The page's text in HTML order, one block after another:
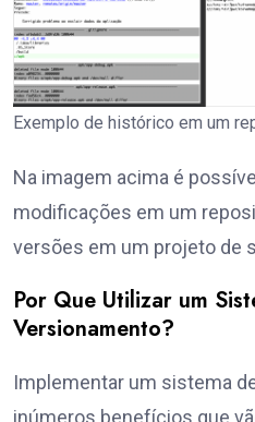
Exemplo de histórico em um
Na imagem acima é
modificações em um
versões em um projeto de
Por Que Utilizar um
Versionamento?
Implementar um sistema
inúmeros benefícios que